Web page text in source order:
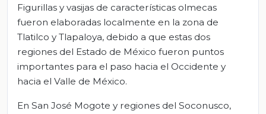
Figurillas y vasijas de características olmecas
fueron elaboradas localmente en la zona de
Tlatilco y Tlapaloya, debido a que estas dos
regiones del Estado de México fueron puntos
importantes para el paso hacia el Occidente y
hacia el Valle de México.
En San José Mogote y regiones del Soconusco,